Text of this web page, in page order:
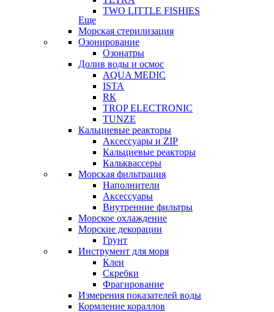
TWO LITTLE FISHIES
Еще
Морская стерилизация
Озонирование
Озонатры
Долив воды и осмос
AQUA MEDIC
ISTA
RК
TROP ELECTRONIC
TUNZE
Кальциевые реакторы
Аксессуары и ZIP
Кальциевые реакторы
Кальквассеры
Морская фильтрация
Наполнители
Аксессуары
Внутренние фильтры
Морское охлаждение
Морские декорации
Грунт
Инструмент для моря
Клеи
Скребки
Фрагирование
Измерения показателей воды
Кормление кораллов